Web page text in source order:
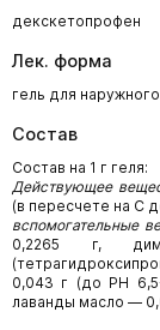
декскетопрофен
Лек. форма
гель для
Состав
Состав на 1 г геля:
Действующее
(в пересчете на С
вспомогательные
0,2265 г,
0,043 г (до РН
лаванды масло —